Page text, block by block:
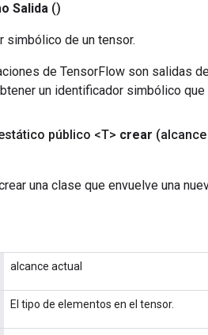
Salida ()
simbólico de un tensor.
de TensorFlow son salidas
un identificador simbólico
público <T> crear
una clase que envuelve una
alcance actual
El tipo de elementos en el tensor.